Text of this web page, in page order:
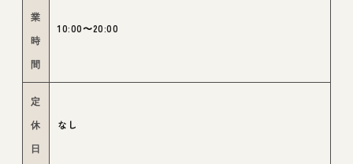
業
時
間
10:00〜20:00
定
休
日
なし